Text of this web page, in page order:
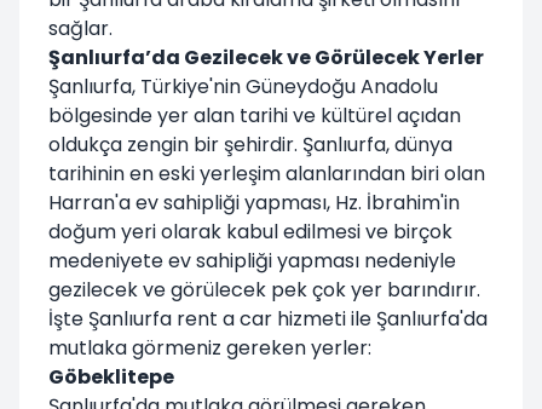
sağlar.
Şanlıurfa’da Gezilecek ve Görülecek Yerler
Şanlıurfa, Türkiye'nin Güneydoğu Anadolu
bölgesinde yer alan tarihi ve kültürel açıdan
oldukça zengin bir şehirdir. Şanlıurfa, dünya
tarihinin en eski yerleşim alanlarından biri olan
Harran'a ev sahipliği yapması, Hz. İbrahim'in
doğum yeri olarak kabul edilmesi ve birçok
medeniyete ev sahipliği yapması nedeniyle
gezilecek ve görülecek pek çok yer barındırır.
İşte Şanlıurfa rent a car hizmeti ile Şanlıurfa'da
mutlaka görmeniz gereken yerler:
Göbeklitepe